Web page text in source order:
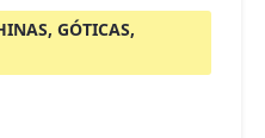
GÓTICAS,